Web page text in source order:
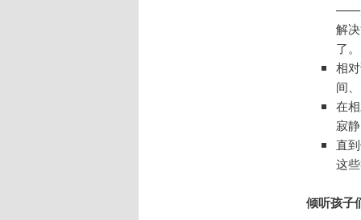
——
解
了。
相
间
在
寂静
直
这
倾听孩子